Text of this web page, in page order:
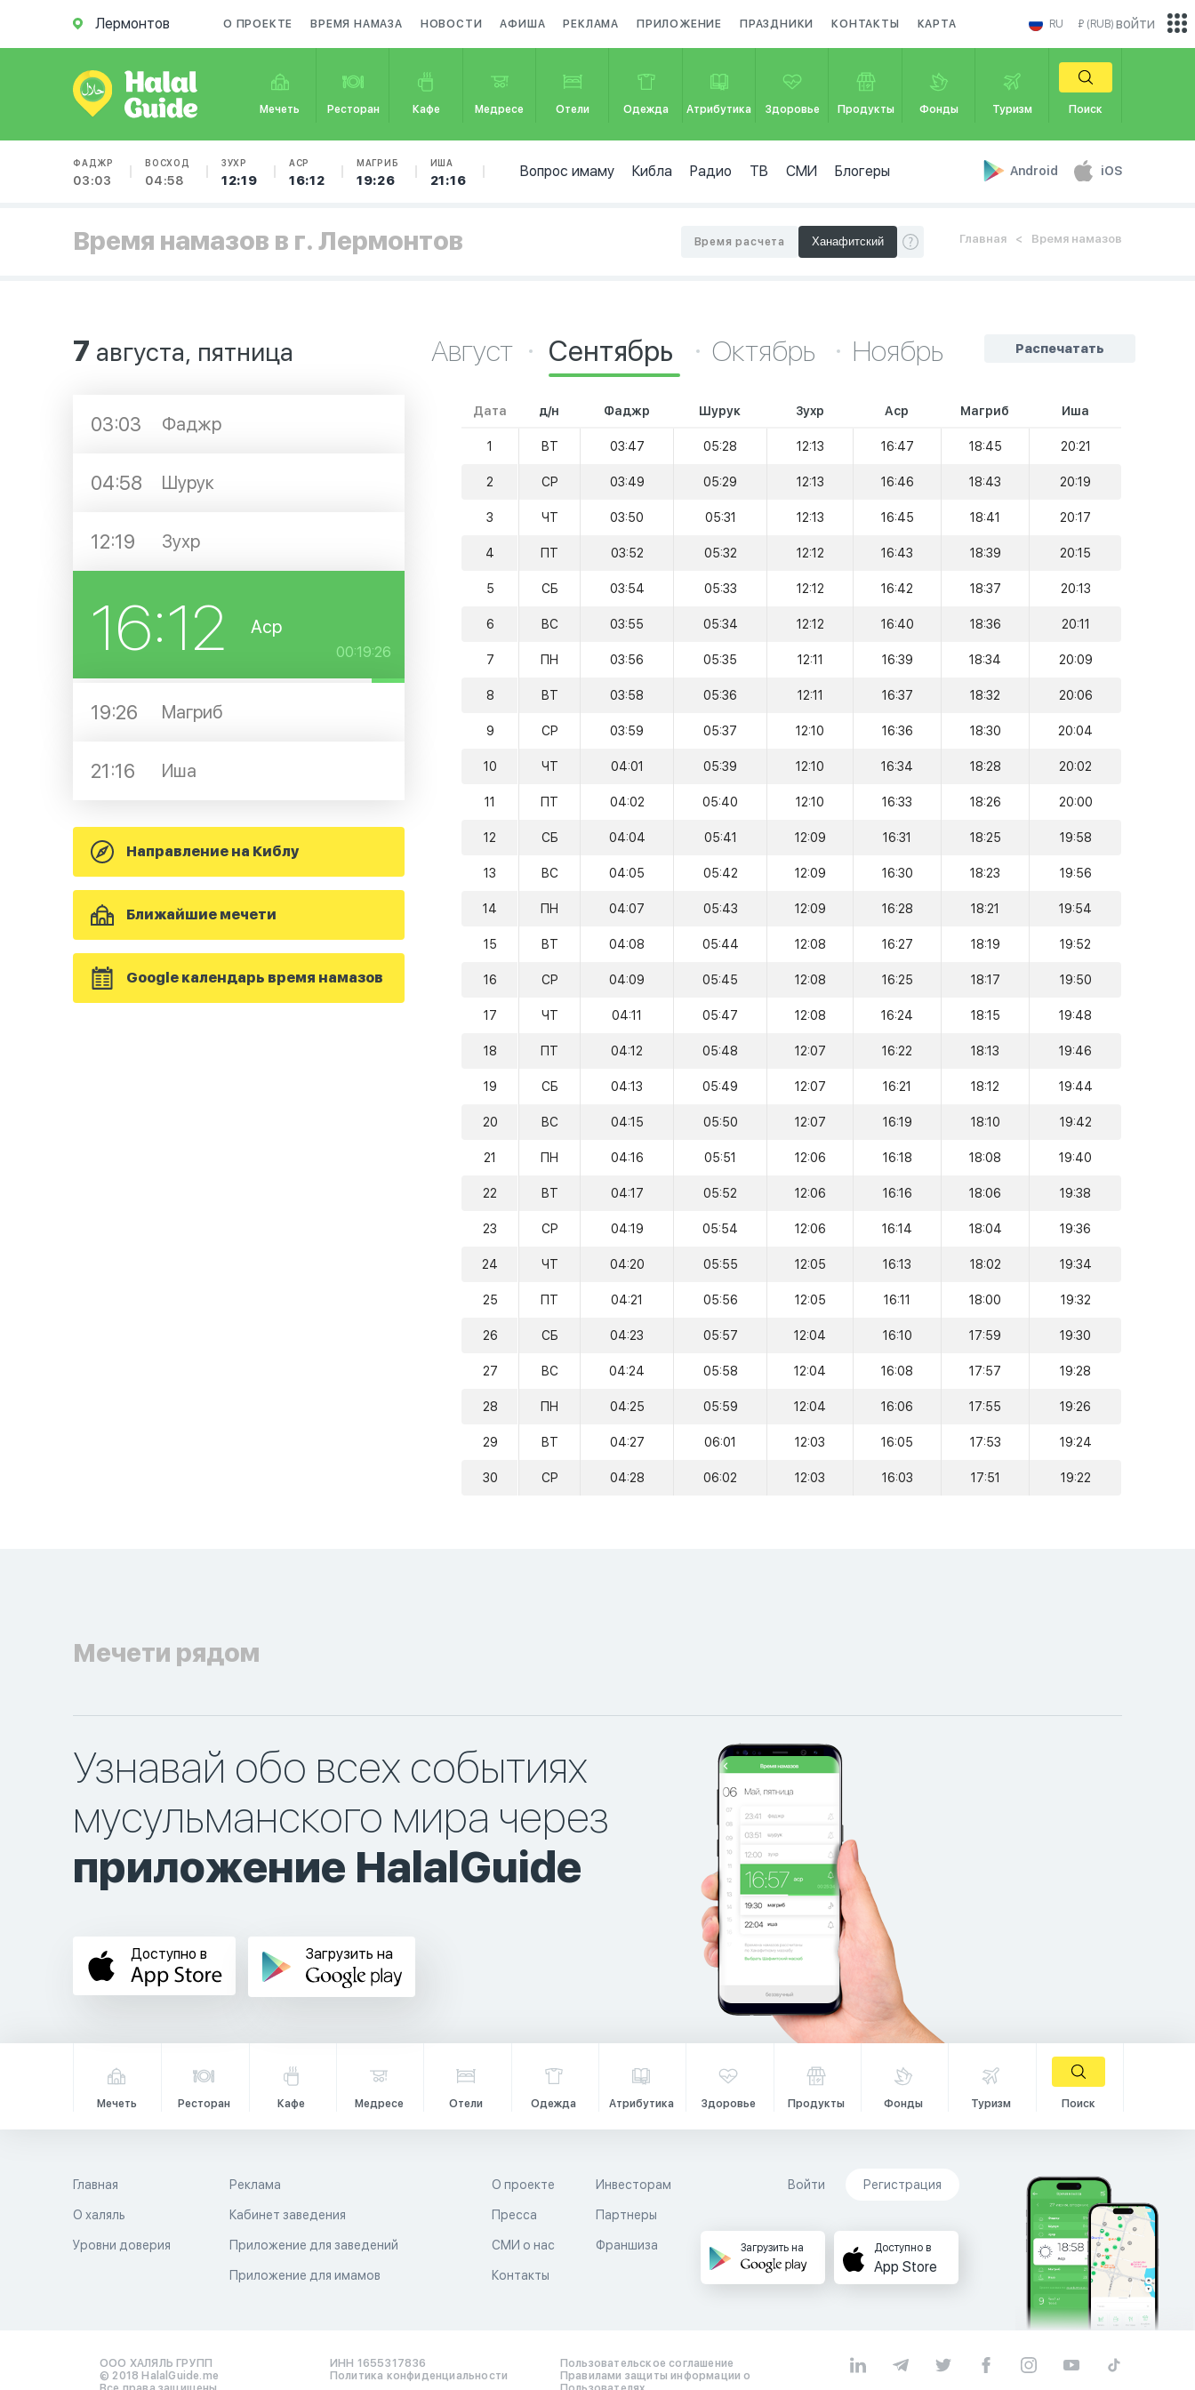
Лермонтов О ПРОЕКТЕ ВРЕМЯ НАМАЗА НОВОСТИ АФИША РЕКЛАМА ПРИЛОЖЕНИЕ ПРАЗДНИКИ КОНТАКТЫ КАРТА RU ₽ (RUB)
Мечеть Ресторан Кафе Медресе Отели Одежда Атрибутика Здоровье Продукты Фонды Туризм Поиск
ФАДЖР
03:03
ВОСХОД
04:58
ЗУХР
12:19
АСР
16:12
МАГРИБ
19:26
ИША
21:16
Вопрос имаму Кибла Радио ТВ СМИ Блогеры Android iOS
войти
Время намазов в г. Лермонтов Главная Время намазов
Время расчета
7 августа, пятница
03:03 Фаджр
04:58 Шурук
12:19 Зухр
16:12 Аср
00:19:26
19:26 Магриб
21:16 Иша
Направление на Киблу
Ближайшие мечети
Google календарь время намазов
Распечатать
Август Сентябрь Октябрь Ноябрь
Дата д/н Фаджр Шурук Зухр Аср Магриб Иша
1 ВТ 03:47 05:28 12:13 16:47 18:45 20:21
2 СР 03:49 05:29 12:13 16:46 18:43 20:19
3 ЧТ 03:50 05:31 12:13 16:45 18:41 20:17
4 ПТ 03:52 05:32 12:12 16:43 18:39 20:15
5 СБ 03:54 05:33 12:12 16:42 18:37 20:13
6 ВС 03:55 05:34 12:12 16:40 18:36 20:11
7 ПН 03:56 05:35 12:11 16:39 18:34 20:09
8 ВТ 03:58 05:36 12:11 16:37 18:32 20:06
9 СР 03:59 05:37 12:10 16:36 18:30 20:04
10 ЧТ 04:01 05:39 12:10 16:34 18:28 20:02
11 ПТ 04:02 05:40 12:10 16:33 18:26 20:00
12 СБ 04:04 05:41 12:09 16:31 18:25 19:58
13 ВС 04:05 05:42 12:09 16:30 18:23 19:56
14 ПН 04:07 05:43 12:09 16:28 18:21 19:54
15 ВТ 04:08 05:44 12:08 16:27 18:19 19:52
16 СР 04:09 05:45 12:08 16:25 18:17 19:50
17 ЧТ 04:11 05:47 12:08 16:24 18:15 19:48
18 ПТ 04:12 05:48 12:07 16:22 18:13 19:46
19 СБ 04:13 05:49 12:07 16:21 18:12 19:44
20 ВС 04:15 05:50 12:07 16:19 18:10 19:42
21 ПН 04:16 05:51 12:06 16:18 18:08 19:40
22 ВТ 04:17 05:52 12:06 16:16 18:06 19:38
23 СР 04:19 05:54 12:06 16:14 18:04 19:36
24 ЧТ 04:20 05:55 12:05 16:13 18:02 19:34
25 ПТ 04:21 05:56 12:05 16:11 18:00 19:32
26 СБ 04:23 05:57 12:04 16:10 17:59 19:30
27 ВС 04:24 05:58 12:04 16:08 17:57 19:28
28 ПН 04:25 05:59 12:04 16:06 17:55 19:26
29 ВТ 04:27 06:01 12:03 16:05 17:53 19:24
30 СР 04:28 06:02 12:03 16:03 17:51 19:22
Мечети рядом
Узнавай обо всех событиях
мусульманского мира через
приложение HalalGuide
Доступно в Загрузить на
Мечеть Ресторан Кафе Медресе Отели Одежда Атрибутика Здоровье Продукты Фонды Туризм Поиск
Главная
О халяль
Уровни доверия
Реклама
Кабинет заведения
Приложение для заведений
Приложение для имамов
О проекте
Пресса
СМИ о нас
Контакты
Инвесторам
Партнеры
Франшиза
Войти Регистрация
Загрузить на Доступно в
App Store
ООО ХАЛЯЛЬ ГРУПП
© 2018 HalalGuide.me
ИНН 1655317836
Политика конфиденциальности
Пользовательское соглашение
Правилами защиты информации о